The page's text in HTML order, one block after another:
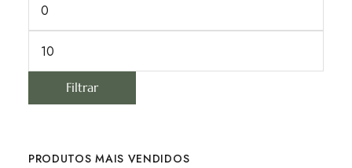
Filtrar
PRODUTOS MAIS VENDIDOS